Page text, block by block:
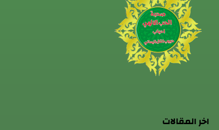
اخر المقالات